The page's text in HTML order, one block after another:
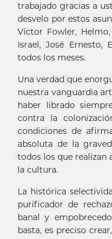
trabajado gracias a
desvelo por estos
Víctor Fowler, Helmo,
Israel, José Ernesto,
todos los meses.
Una verdad que
nuestra vanguardia
haber librado
contra la
condiciones de
absoluta de la
todos los que realizan
la cultura.
La histórica
purificador de
banal y
basta, es preciso